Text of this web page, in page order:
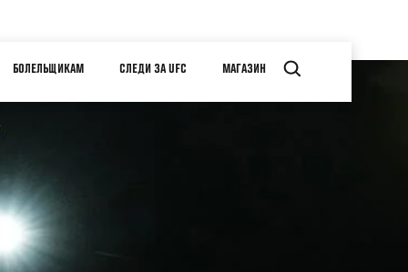
БОЛЕЛЬЩИКАМ СЛЕДИ ЗА UFC МАГАЗИН